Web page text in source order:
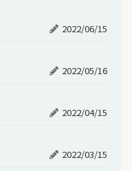
2022/06/15
2022/05/16
2022/04/15
2022/03/15